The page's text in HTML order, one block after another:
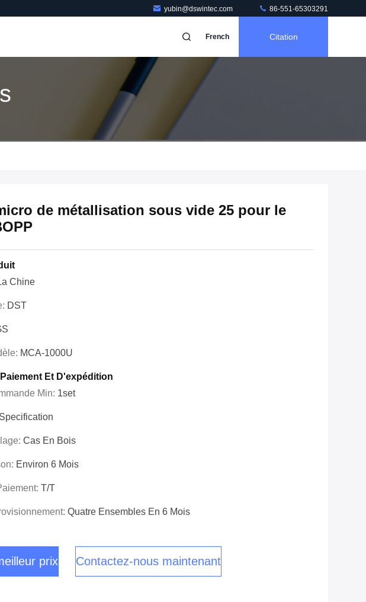
yubin@dswintec.com 86-551-65303291
French Citation
de métallisation sous vide 25 pour le
Chine
DST
MCA-1000U
Et D'expédition
Min: 1set
Cas En Bois
Environ 6 Mois
T/T
Quatre Ensembles En 6 Mois
prix Contactez-nous maintenant